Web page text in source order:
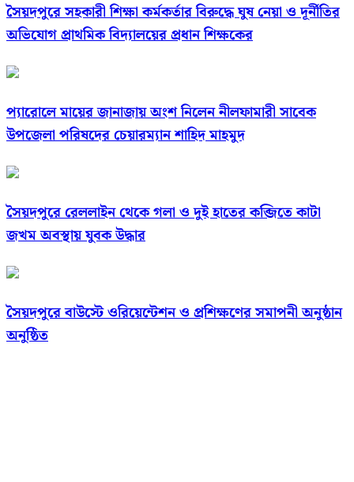
সৈয়দপুরে সহকারী শিক্ষা কর্মকর্তার বিরুদ্ধে ঘুষ নেয়া ও দূর্নীতির
অভিযোগ প্রাথমিক বিদ্যালয়ের প্রধান শিক্ষকের
প্যারোলে মায়ের জানাজায় অংশ নিলেন নীলফামারী সাবেক
উপজেলা পরিষদের চেয়ারম্যান শাহিদ মাহমুদ
সৈয়দপুরে রেললাইন থেকে গলা ও দুই হাতের কব্জিতে কাটা
জখম অবস্থায় যুবক উদ্ধার
সৈয়দপুরে বাউস্টে ওরিয়েন্টেশন ও প্রশিক্ষণের সমাপনী অনুষ্ঠান
অনুষ্ঠিত